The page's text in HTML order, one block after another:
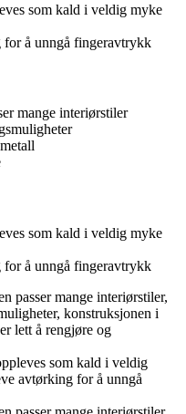
som kald i veldig myke
å unngå fingeravtrykk
mange interiørstiler
som kald i veldig myke
å unngå fingeravtrykk
passer mange interiørstiler,
konstruksjonen i
lett å rengjøre og
som kald i veldig
avtørking for å unngå